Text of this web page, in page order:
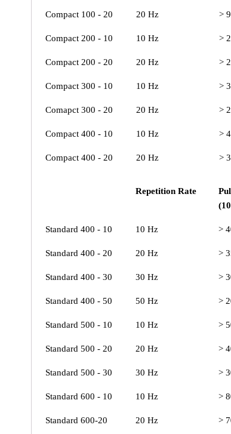
Compact 100 - 20 20 Hz >
Compact 200 - 10 10 Hz >
Compact 200 - 20 20 Hz >
Compact 300 - 10 10 Hz >
Comapct 300 - 20 20 Hz >
Compact 400 - 10 10 Hz >
Compact 400 - 20 20 Hz >
Repetition Rate
Standard 400 - 10 10 Hz >
Standard 400 - 20 20 Hz >
Standard 400 - 30 30 Hz >
Standard 400 - 50 50 Hz >
Standard 500 - 10 10 Hz >
Standard 500 - 20 20 Hz >
Standard 500 - 30 30 Hz >
Standard 600 - 10 10 Hz >
Standard 600-20 20 Hz >